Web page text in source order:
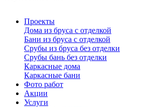
Проекты
Дома из бруса с отделкой
Бани из бруса с отделкой
Срубы из бруса без отделки
Срубы бань без отделки
Каркасные дома
Каркасные бани
Фото работ
Акции
Услуги